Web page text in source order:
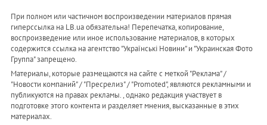
При полном или частичном воспроизведении материалов прямая
гиперссылка на LB.ua обязательна! Перепечатка, копирование,
воспроизведение или иное использование материалов, в которых
содержится ссылка на агентство "Українськi Новини" и "Украинская Фото
Группа" запрещено.
Материалы, которые размещаются на сайте с меткой "Реклама" /
"Новости компаний" / "Пресрелиз" / "Promoted", являются рекламными и
публикуются на правах рекламы. , однако редакция участвует в
подготовке этого контента и разделяет мнения, высказанные в этих
материалах.